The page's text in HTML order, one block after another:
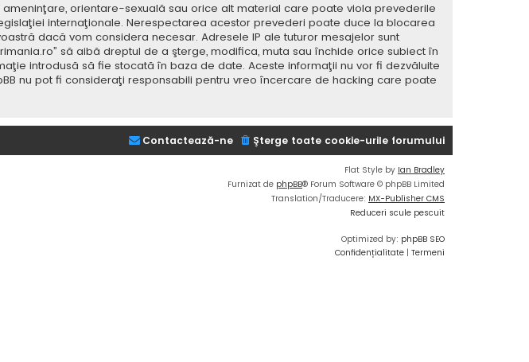
orientare-sexuală sau orice alt material care poate viola prevederile
internaţionale. Nerespectarea acestor prevederi poate duce la blocarea
dacă vom considera necesar. Adresele IP ale tuturor mesajelor sunt
să aibă dreptul de a şterge, modifica, muta sau închide orice subiect în
introdusă să fie stocată în baza de date. Aceste informaţii nu vor fi dezvăluite
nu pot fi consideraţi responsabili pentru vreo încercare de hacking care poate
Şterge toate cookie-urile forumului
Contactează-ne
Flat Style by Ian Bradley
Furnizat de phpBB® Forum Software © phpBB Limited
Translation/Traducere: MX-Publisher CMS
Reduceri scule pescuit
Optimized by: phpBB SEO
Confidențialitate | Termeni